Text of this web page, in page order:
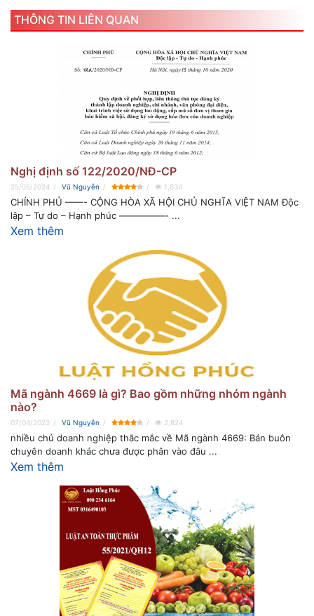
THÔNG TIN LIÊN QUAN
Nghị định số 122/2020/NĐ-CP
25/05/2024 Vũ Nguyễn 1,634
CHÍNH PHỦ ——- CỘNG HÒA XÃ HỘI CHỦ NGHĨA VIỆT NAM Độc
lập – Tự do – Hạnh phúc —————- ...
Xem thêm
Mã ngành 4669 là gì? Bao gồm những nhóm ngành
nào?
07/04/2023 Vũ Nguyễn 2,824
nhiều chủ doanh nghiệp thắc mắc về Mã ngành 4669: Bán buôn
chuyên doanh khác chưa được phân vào đâu ...
Xem thêm